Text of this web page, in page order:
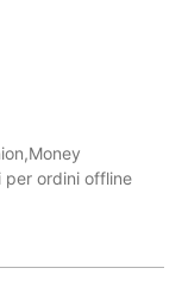
per ordini offline